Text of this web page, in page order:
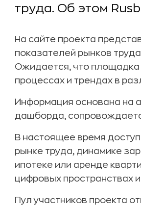
труда. Об этом
На сайте проекта
показателей рынков
Ожидается, что
процессах и трендах в
Информация основана на
дашборда,
В настоящее время
рынке труда, динамике
ипотеке или аренде
цифровых пространствах
Пул участников проекта